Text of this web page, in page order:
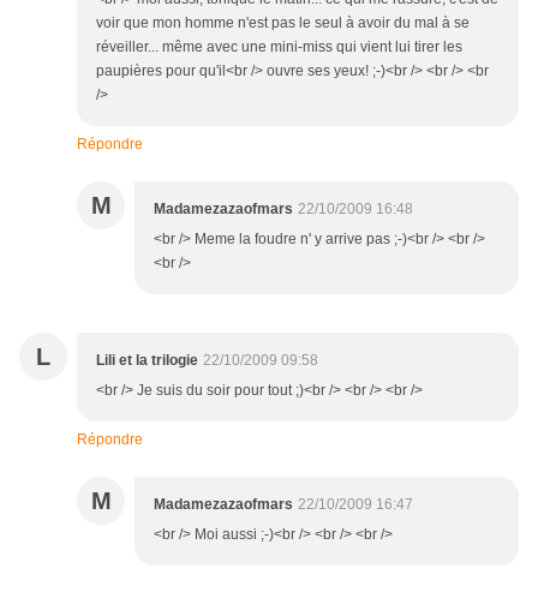
voir que mon homme n'est pas le seul à avoir du mal à se
réveiller... même avec une mini-miss qui vient lui tirer les
paupières pour qu'il<br /> ouvre ses yeux! ;-)<br /> <br /> <br
/>
Répondre
M Madamezazaofmars 22/10/2009 16:48
<br /> Meme la foudre n' y arrive pas ;-)<br /> <br />
<br />
L Lili et la trilogie 22/10/2009 09:58
<br /> Je suis du soir pour tout ;)<br /> <br /> <br />
Répondre
M Madamezazaofmars 22/10/2009 16:47
<br /> Moi aussi ;-)<br /> <br /> <br />